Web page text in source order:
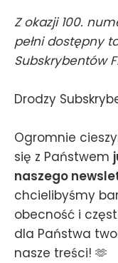
Z okazji 100.
pełni dostępny
Subskrybentów
Drodzy
Ogromnie
się z Państwem
naszego
chcielibyśmy
obecność i
dla Państwa
nasze treści! 🫶